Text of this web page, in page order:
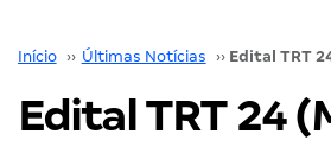
Início ›› Últimas Notícias ››
Edital TRT 24